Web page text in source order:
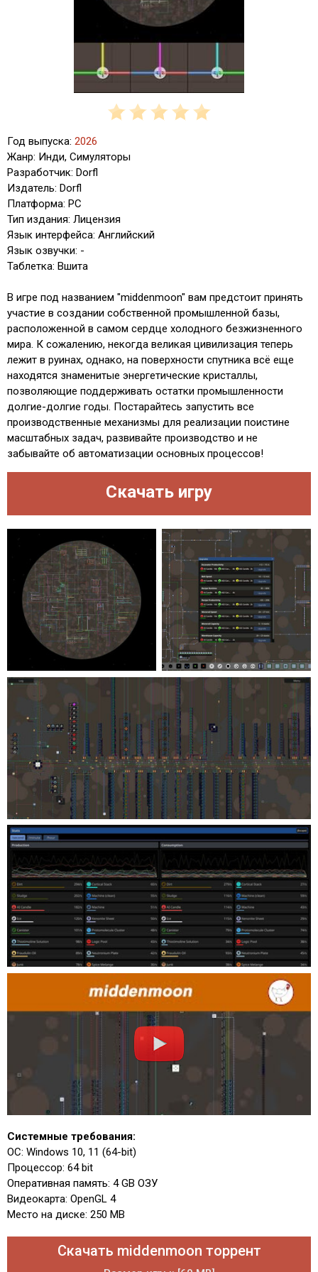
Год выпуска: 2026
Жанр: Инди, Симуляторы
Разработчик: Dorfl
Издатель: Dorfl
Платформа: PC
Тип издания: Лицензия
Язык интерфейса: Английский
Язык озвучки: -
Таблетка: Вшита
В игре под названием "middenmoon" вам предстоит принять
участие в создании собственной промышленной базы,
расположенной в самом сердце холодного безжизненного
мира. К сожалению, некогда великая цивилизация теперь
лежит в руинах, однако, на поверхности спутника всё еще
находятся знаменитые энергетические кристаллы,
позволяющие поддерживать остатки промышленности
долгие-долгие годы. Постарайтесь запустить все
производственные механизмы для реализации поистине
масштабных задач, развивайте производство и не
забывайте об автоматизации основных процессов!
Скачать игру
Системные требования:
ОС: Windows 10, 11 (64-bit)
Процессор: 64 bit
Оперативная память: 4 GB ОЗУ
Видеокарта: OpenGL 4
Место на диске: 250 MB
Скачать middenmoon торрент